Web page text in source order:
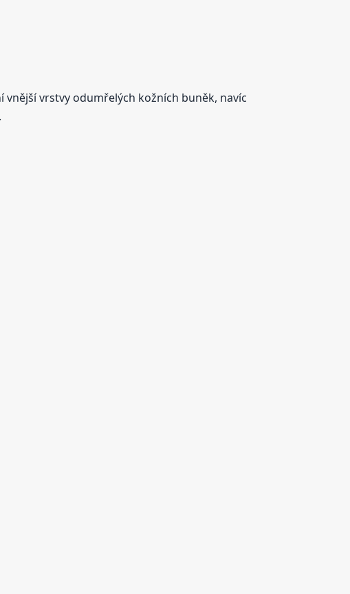
vrstvy odumřelých kožních buněk, navíc